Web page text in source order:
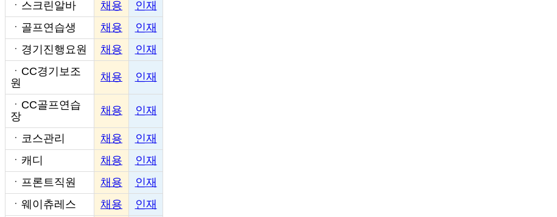
ㆍ 스크린알바 채용
인재
ㆍ 골프연습생 채용
인재
ㆍ 경기진행요원 채용
인재
ㆍ CC경기보조
원
채용 인재
ㆍ CC골프연습
장
채용 인재
ㆍ 코스관리 채용
인재
ㆍ 캐디 채용
인재
ㆍ 프론트직원 채용
인재
ㆍ 웨이츄레스 채용
인재